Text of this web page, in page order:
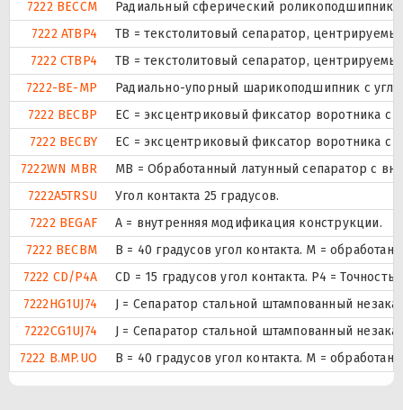
7222 BECCM
Радиальный сферический роликоподшипник
7222 ATBP4
ТВ = текстолитовый сепаратор,
7222 CTBP4
ТВ = текстолитовый сепаратор,
7222-BE-MP
Радиально-упорный шарикоподшипник с
7222 BECBP
ЕС = эксцентриковый фиксатор воротника с
7222 BECBY
ЕС = эксцентриковый фиксатор воротника с
7222WN MBR
MB = Обработанный латунный сепаратор с
7222A5TRSU
Угол контакта 25 градусов.
7222 BEGAF
A = внутренняя модификация конструкции.
7222 BECBM
B = 40 градусов угол контакта. M =
7222 CD/P4A
CD = 15 градусов угол контакта. P4 =
7222HG1UJ74
J = Сепаратор стальной штампованный
7222CG1UJ74
J = Сепаратор стальной штампованный
7222 B.MP.UO
B = 40 градусов угол контакта. M =